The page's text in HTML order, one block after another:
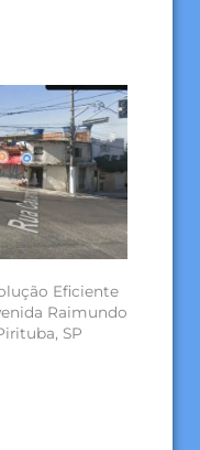
Eficiente
Raimundo
SP